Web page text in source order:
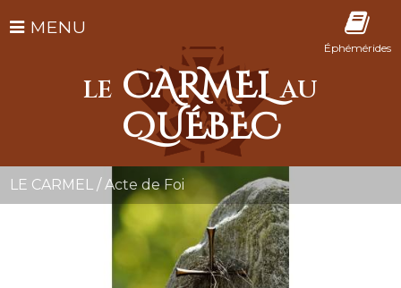
Éphémérides
MENU
LE CARMELAU
QUÉBEC
LE CARMEL /Acte de Foi